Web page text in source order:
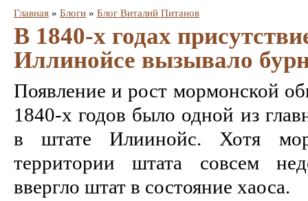
Главная » Блоги » Блог Виталий Питанов
В 1840-х годах
Иллинойсе вызывало
Появление и рост мормонской
1840-х годов было одной из
в штате Илиинойс. Хотя
территории штата совсем
ввергло штат в состояние хаоса.